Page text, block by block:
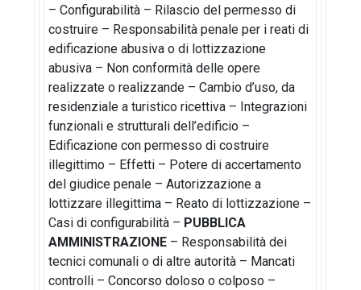
– Configurabilità – Rilascio del permesso di
costruire – Responsabilità penale per i reati di
edificazione abusiva o di lottizzazione
abusiva – Non conformità delle opere
realizzate o realizzande – Cambio d’uso, da
residenziale a turistico ricettiva – Integrazioni
funzionali e strutturali dell’edificio –
Edificazione con permesso di costruire
illegittimo – Effetti – Potere di accertamento
del giudice penale – Autorizzazione a
lottizzare illegittima – Reato di lottizzazione –
Casi di configurabilità – PUBBLICA
AMMINISTRAZIONE – Responsabilità dei
tecnici comunali o di altre autorità – Mancati
controlli – Concorso doloso o colposo –